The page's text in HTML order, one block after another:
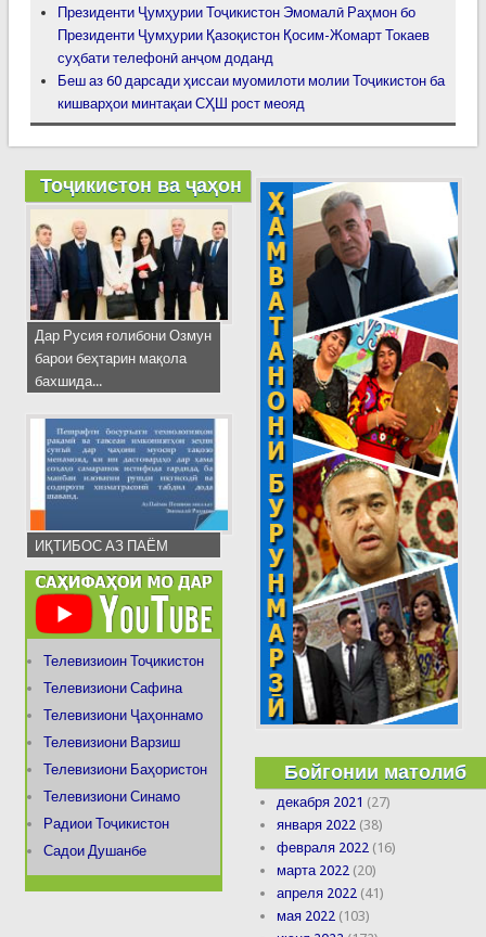
Президенти Ҷумҳурии Тоҷикистон Эмомалӣ Раҳмон бо
Президенти Ҷумҳурии Қазоқистон Қосим-Жомарт Токаев
суҳбати телефонӣ анҷом доданд
Беш аз 60 дарсади ҳиссаи муомилоти молии Тоҷикистон ба
кишварҳои минтақаи СҲШ рост меояд
Тоҷикистон ва ҷаҳон
Дар Русия ғолибони Озмун
барои беҳтарин мақола
бахшида...
ИҚТИБОС АЗ ПАЁМ
Телевизиоин Тоҷикистон
Телевизиони Сафина
Телевизиони Ҷаҳоннамо
Телевизиони Варзиш
Телевизиони Баҳористон
Телевизиони Синамо
Радиои Тоҷикистон
Садои Душанбе
Бойгонии матолиб
декабря 2021 (27)
января 2022 (38)
февраля 2022 (16)
марта 2022 (20)
апреля 2022 (41)
мая 2022 (103)